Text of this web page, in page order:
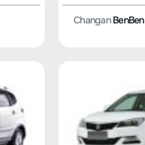
ChanganBenBen